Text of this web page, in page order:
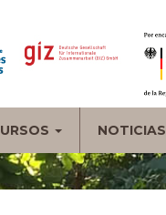
NOTICIAS